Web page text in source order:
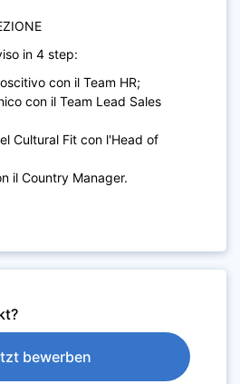
in 4 step:
con il Team HR;
con il Team Lead Sales
Cultural Fit con l'Head of
il Country Manager.
bewerben